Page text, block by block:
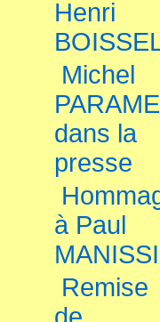
Henri
Michel
dans la
presse
à Paul
Remise